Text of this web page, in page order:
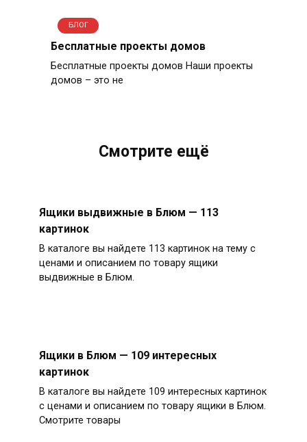
БЛОГ
Бесплатные проекты домов
Бесплатные проекты домов Наши проекты
домов – это не
Смотрите ещё
Ящики выдвижные в Блюм — 113
картинок
В каталоге вы найдете 113 картинок на тему с
ценами и описанием по товару ящики
выдвижные в Блюм.
Ящики в Блюм — 109 интересных
картинок
В каталоге вы найдете 109 интересных картинок
с ценами и описанием по товару ящики в Блюм.
Смотрите товары